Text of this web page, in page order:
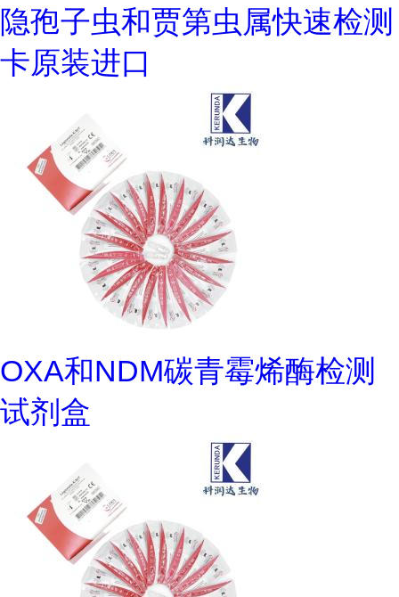
隐孢子虫和贾第虫属快速检测
卡原装进口
OXA和NDM碳青霉烯酶检测
试剂盒